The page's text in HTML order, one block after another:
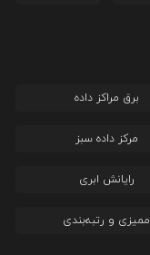
برق مراکز داده
مرکز داده سبز
رایانش ابری
ممیزی و رتبه‌بندی